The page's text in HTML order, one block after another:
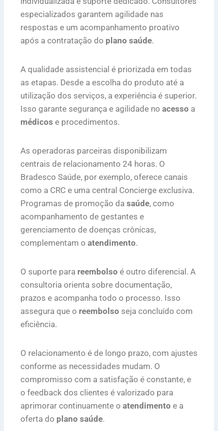
especializados garantem agilidade nas
respostas e um acompanhamento proativo
após a contratação do plano saúde.
A qualidade assistencial é priorizada em todas
as etapas. Desde a escolha do produto até a
utilização dos serviços, a experiência é superior.
Isso garante segurança e agilidade no acesso a
médicos e procedimentos.
As operadoras parceiras disponibilizam
centrais de relacionamento 24 horas. O
Bradesco Saúde, por exemplo, oferece canais
como a CRC e uma central Concierge exclusiva.
Programas de promoção da saúde, como
acompanhamento de gestantes e
gerenciamento de doenças crônicas,
complementam o atendimento.
O suporte para reembolso é outro diferencial. A
consultoria orienta sobre documentação,
prazos e acompanha todo o processo. Isso
assegura que o reembolso seja concluído com
eficiência.
O relacionamento é de longo prazo, com ajustes
conforme as necessidades mudam. O
compromisso com a satisfação é constante, e
o feedback dos clientes é valorizado para
aprimorar continuamente o atendimento e a
oferta do plano saúde.